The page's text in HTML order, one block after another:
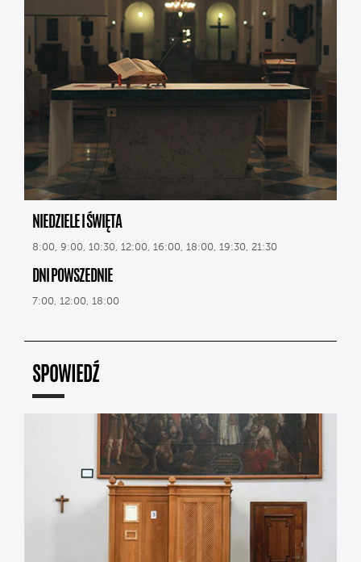
NIEDZIELE I ŚWIĘTA
8:00, 9:00, 10:30, 12:00, 16:00, 18:00, 19:30, 21:30
DNI POWSZEDNIE
7:00, 12:00, 18:00
SPOWIEDŹ